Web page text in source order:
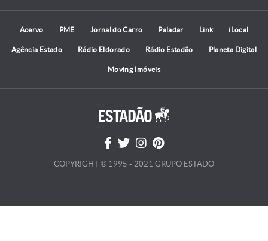
Acervo PME Jornal do Carro Paladar Link iLocal
Agência Estado Rádio Eldorado Rádio Estadão Planeta Digital
Moving Imóveis
COPYRIGHT © 1995 - 2021 GRUPO ESTADO